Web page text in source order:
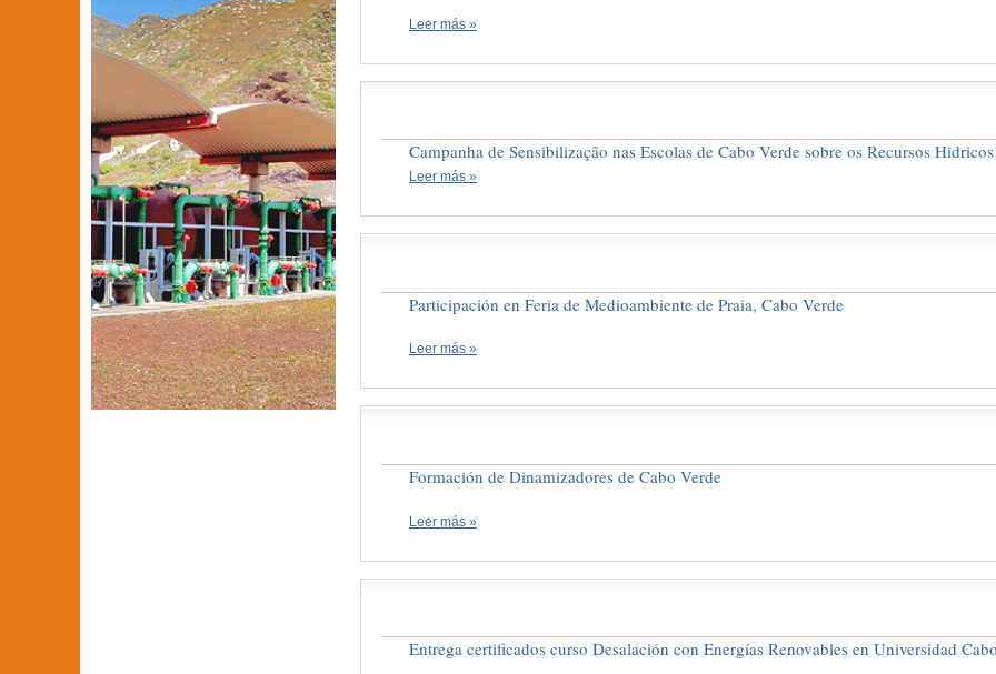
Leer más »
Campanha de Sensibilização nas Escolas de Cabo Verde sobre os Recursos Hidricos
Leer más »
Participación en Feria de Medioambiente de Praia, Cabo Verde
Leer más »
Formación de Dinamizadores de Cabo Verde
Leer más »
Entrega certificados curso Desalación con Energías Renovables en Universidad